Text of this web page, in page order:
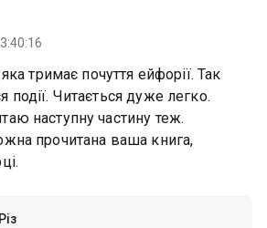
тримає почуття ейфорії. Так
події. Читається дуже легко.
наступну частину теж.
прочитана ваша книга,